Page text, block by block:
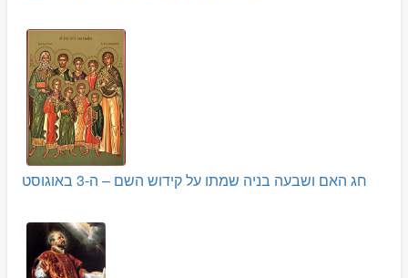
חג האם ושבעה בניה שמתו על קידוש השם – ה-3 באוגוסט